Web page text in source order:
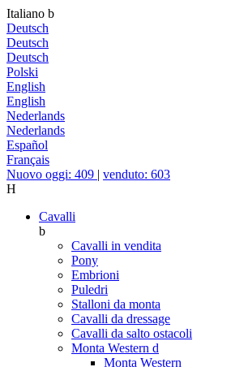
Italiano b
Deutsch
Deutsch
Deutsch
Polski
English
English
Nederlands
Nederlands
Español
Français
Nuovo oggi: 409 | venduto: 603
H
Cavalli
b
Cavalli in vendita
Pony
Embrioni
Puledri
Stalloni da monta
Cavalli da dressage
Cavalli da salto ostacoli
Monta Western d
Monta Western